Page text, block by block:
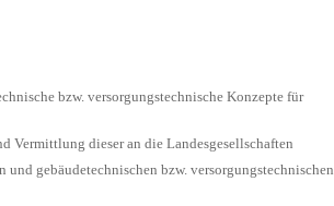
bzw. versorgungstechnische Konzepte für
Vermittlung dieser an die Landesgesellschaften
gebäudetechnischen bzw. versorgungstechnischen